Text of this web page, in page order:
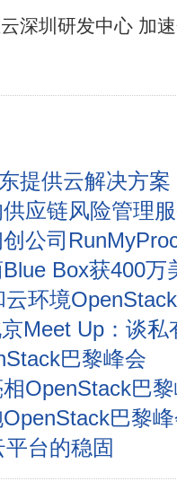
深圳研发中心 加
提供云解决方案
应链风险管理
公司
Box获400万
环境
Meet Up：谈私
巴黎峰会
OpenStack巴
巴黎
台的稳固